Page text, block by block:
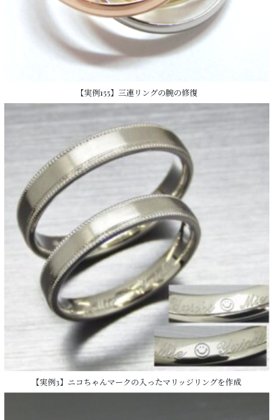
【実例155】三連リングの腕の修復
【実例3】ニコちゃんマークの入ったマリッジリングを作成